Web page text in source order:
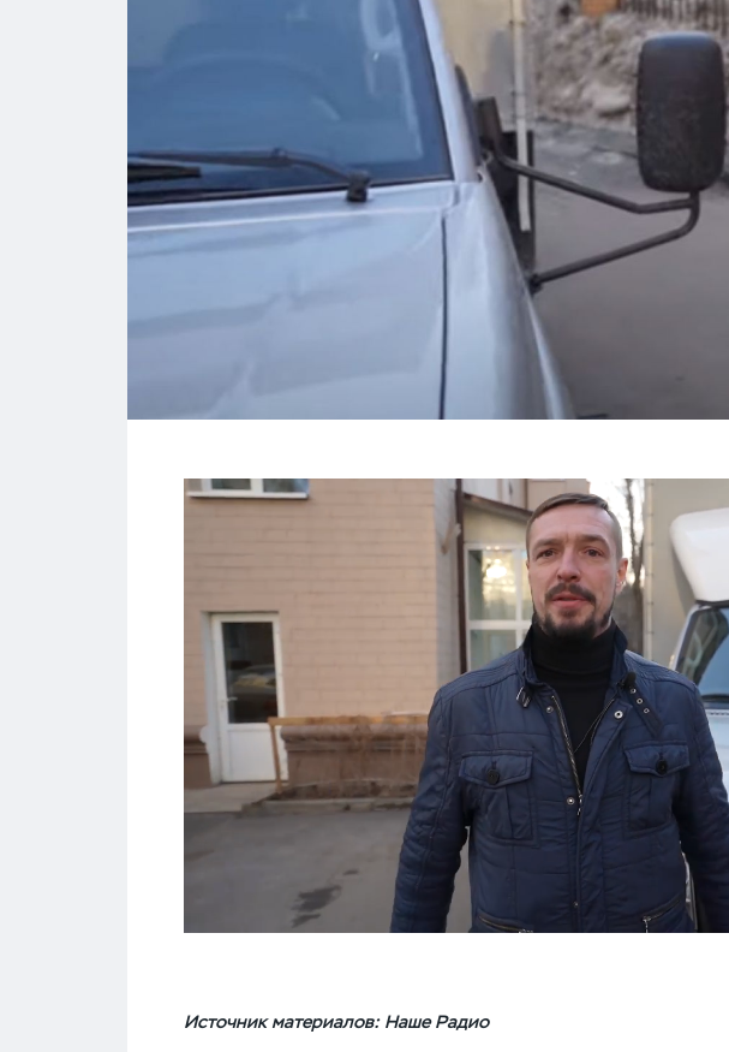
Источник материалов: Наше Радио